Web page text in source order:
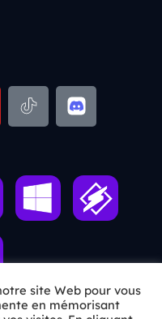
site Web pour vous
en mémorisant